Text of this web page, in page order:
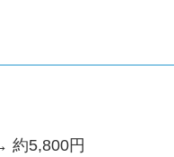
約5,800円